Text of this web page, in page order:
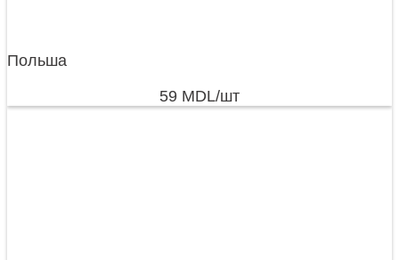
Польша
59 MDL/шт